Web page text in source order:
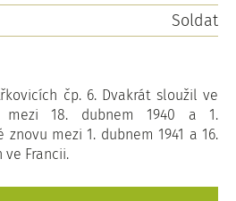
Soldat
čp. 6. Dvakrát sloužil ve
mezi 18. dubnem 1940 a 1.
mezi 1. dubnem 1941 a 16.
ve Francii.